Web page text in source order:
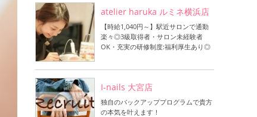
atelier haruka ルミネ横浜店
【時給1,040円～】駅近サロンで通勤
楽々◎3級取得者・サロン未経験者
OK・充実の研修制度:福利厚生あり◎
I-nails 大宮店
独自のバックアッププログラムで貴方
の本気を叶えます！